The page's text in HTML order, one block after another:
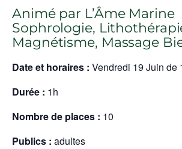
Animé par L’Âme Marine
Sophrologie,
Magnétisme, Massage
Date et horaires : Vendredi 19 Juin de
Durée : 1h
Nombre de places : 10
Publics : adultes